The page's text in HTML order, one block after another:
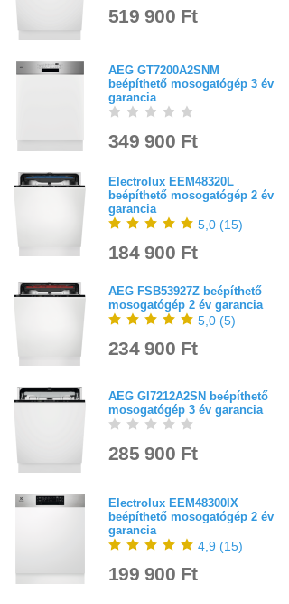
519 900 Ft
AEG GT7200A2SNM
beépíthető mosogatógép 3 év
garancia
349 900 Ft
Electrolux EEM48320L
beépíthető mosogatógép 2 év
garancia
5,0 (15)
184 900 Ft
AEG FSB53927Z beépíthető
mosogatógép 2 év garancia
5,0 (5)
234 900 Ft
AEG GI7212A2SN beépíthető
mosogatógép 3 év garancia
285 900 Ft
Electrolux EEM48300IX
beépíthető mosogatógép 2 év
garancia
4,9 (15)
199 900 Ft